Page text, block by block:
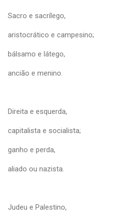
Sacro e sacrílego,
aristocrático e campesino;
bálsamo e látego,
ancião e menino.
Direita e esquerda,
capitalista e socialista;
ganho e perda,
aliado ou nazista.
Judeu e Palestino,